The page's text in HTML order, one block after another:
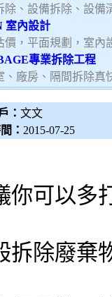
除、設備拆除、設備
室內設計
價，平面規劃，室內
專業拆除工程
、廠房、隔間拆除真
： 文文
： 2015-07-25
你可以多
拆除廢棄